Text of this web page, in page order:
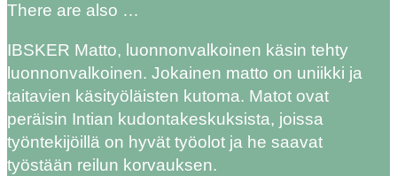
There are also …
IBSKER Matto, luonnonvalkoinen käsin tehty
luonnonvalkoinen. Jokainen matto on uniikki ja
taitavien käsityöläisten kutoma. Matot ovat
peräisin Intian kudontakeskuksista, joissa
työntekijöillä on hyvät työolot ja he saavat
työstään reilun korvauksen.